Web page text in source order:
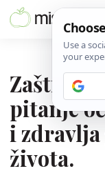
Zaštita
pitanje
i
života.